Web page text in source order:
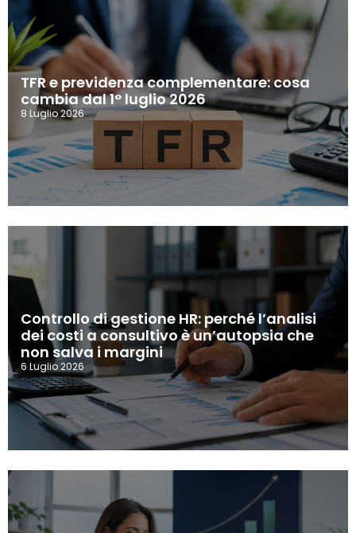
TFR e previdenza complementare: cosa
cambia dal 1° luglio 2026
8 Luglio 2026
Controllo di gestione HR: perché l’analisi
dei costi a consultivo è un’autopsia che
non salva i margini
6 Luglio 2026